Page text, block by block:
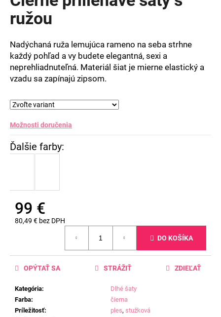
je
hviezdičiek.
ružou
Nadýchaná ruža lemujúca rameno na seba strhne
každý pohľad a vy budete elegantná, sexi a
neprehliadnuteľná. Materiál šiat je mierne elastický a
vzadu sa zapínajú zipsom.
Možnosti doručenia
99 €
80,49 € bez DPH
DO KOŠÍKA
Kategória:
Dlhé šaty
Farba:
čierna
Príležitosť: ples, stužková
OPÝTAŤ SA STRÁŽIŤ ZDIEĽAŤ